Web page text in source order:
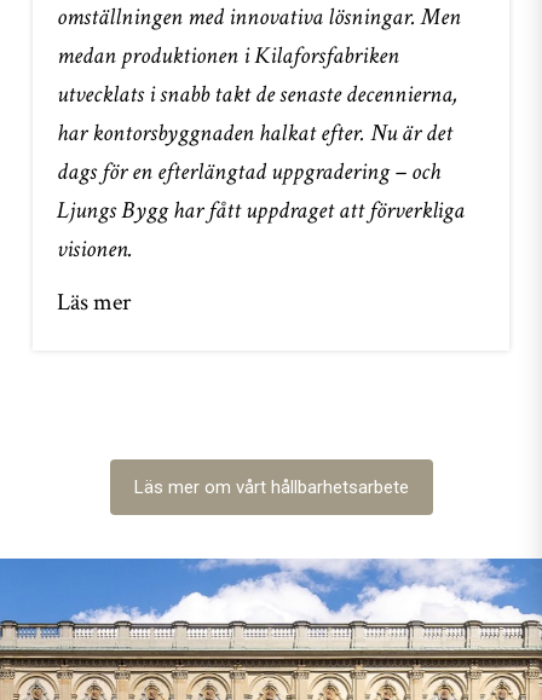
omställningen med innovativa lösningar. Men
medan produktionen i Kilaforsfabriken
utvecklats i snabb takt de senaste decennierna,
har kontorsbyggnaden halkat efter. Nu är det
dags för en efterlängtad uppgradering – och
Ljungs Bygg har fått uppdraget att förverkliga
visionen.
Läs mer
Läs mer om vårt hållbarhetsarbete